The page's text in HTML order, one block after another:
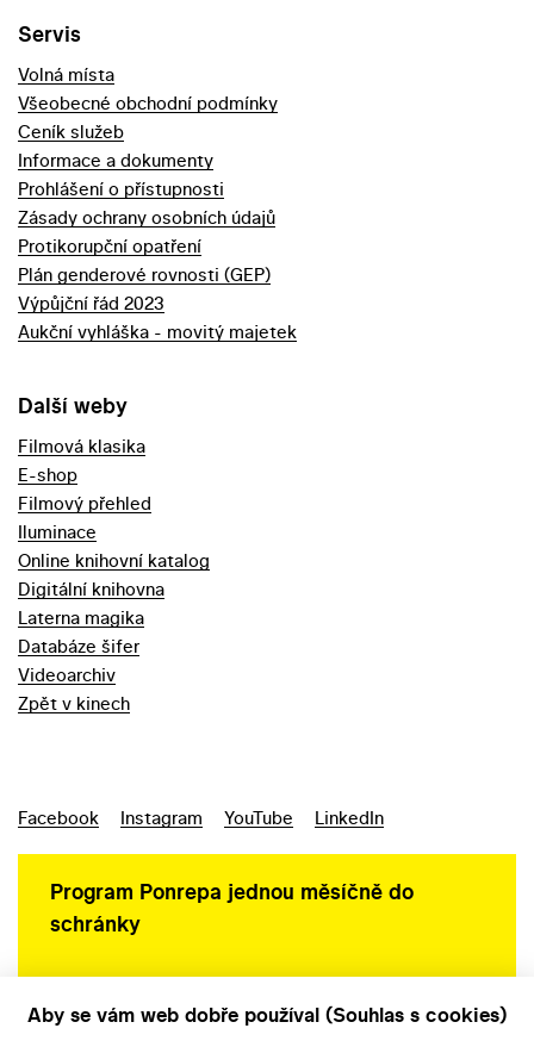
Servis
Volná místa
Všeobecné obchodní podmínky
Ceník služeb
Informace a dokumenty
Prohlášení o přístupnosti
Zásady ochrany osobních údajů
Protikorupční opatření
Plán genderové rovnosti (GEP)
Výpůjční řád 2023
Aukční vyhláška - movitý majetek
Další weby
Filmová klasika
E-shop
Filmový přehled
Iluminace
Online knihovní katalog
Digitální knihovna
Laterna magika
Databáze šifer
Videoarchiv
Zpět v kinech
Facebook Instagram YouTube LinkedIn
Program Ponrepa jednou měsíčně do
schránky
Aby se vám web dobře používal (Souhlas s cookies)